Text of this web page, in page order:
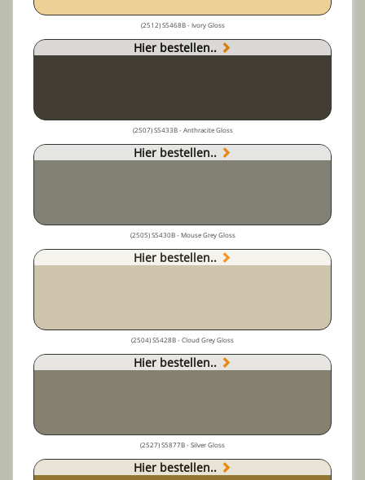
(2512) S5468B - Ivory Gloss
Hier bestellen..
(2507) S5433B - Anthracite Gloss
Hier bestellen..
(2505) S5430B - Mouse Grey Gloss
Hier bestellen..
(2504) S5428B - Cloud Grey Gloss
Hier bestellen..
(2527) S5877B - Silver Gloss
Hier bestellen..